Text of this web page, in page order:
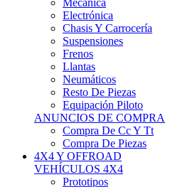
Chasis Y Carrocería
Suspensiones
Frenos
Llantas
Neumáticos
Resto De Piezas
Equipación Piloto
ANUNCIOS DE COMPRA
Compra De Cc Y Tt
Compra De Piezas
4X4 Y OFFROAD
VEHÍCULOS 4X4
Prototipos
Venta De Side By Side